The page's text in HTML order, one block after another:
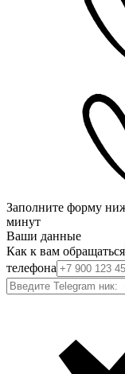
Заполните форму
минут
Ваши данные
Как к вам обращаться
телефона